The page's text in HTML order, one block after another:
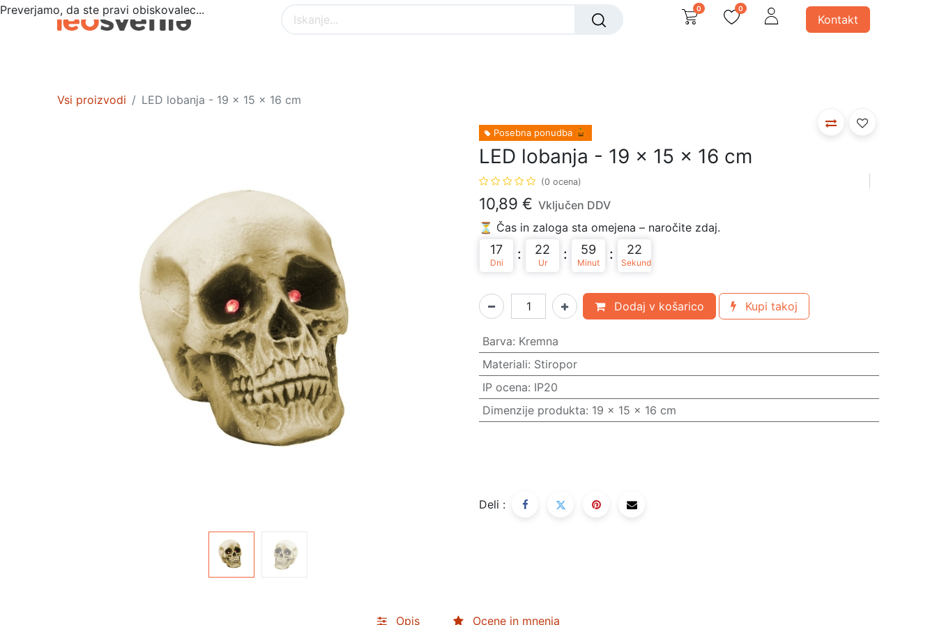
0 0
Kontakt
Vsi proizvodi LED lobanja - 19 x 15 x 16 cm
Posebna ponudba 🎃
LED lobanja - 19 x 15 x 16 cm
(0 ocena)
10,89 € Vključen DDV
⏳ Čas in zaloga sta omejena – naročite zdaj.
17
Dni
: 22
Ur
: 59
Minut
: 22
Sekund
Dodaj v košarico Kupi takoj
Barva: Kremna
Materiali: Stiropor
IP ocena: IP20
Dimenzije produkta: 19 x 15 x 16 cm
Deli :
Opis Ocene in mnenja
Preverjamo, da ste pravi obiskovalec...